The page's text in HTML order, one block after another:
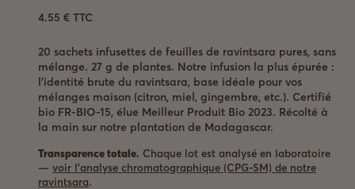
basé sur
4.55 € TTC
20 sachets infusettes de feuilles de ravintsara pures, sans
mélange. 27 g de plantes. Notre infusion la plus épurée :
l’identité brute du ravintsara, base idéale pour vos
mélanges maison (citron, miel, gingembre, etc.). Certifié
bio FR-BIO-15, élue Meilleur Produit Bio 2023. Récolté à
la main sur notre plantation de Madagascar.
Transparence totale. Chaque lot est analysé en laboratoire
— voir l'analyse chromatographique (CPG-SM) de notre
ravintsara.